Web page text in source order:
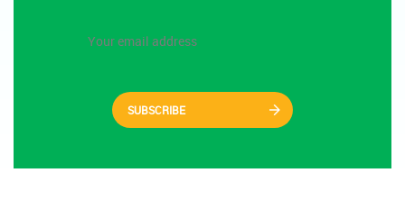
SUBSCRIBE